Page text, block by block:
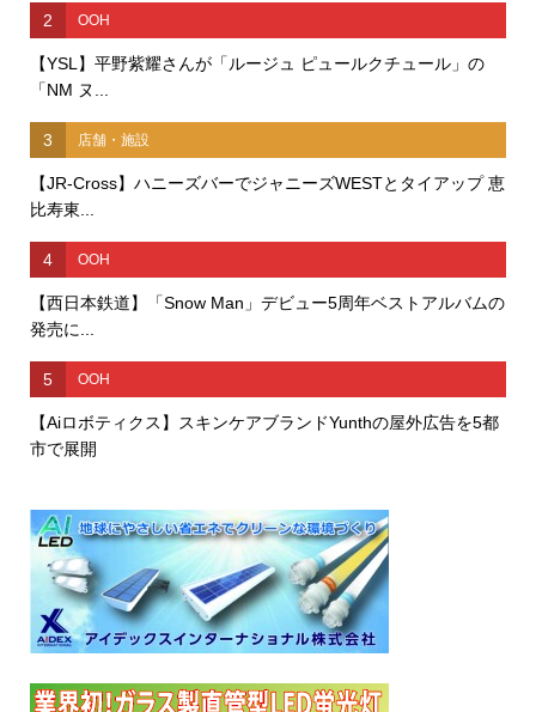
2 OOH
【YSL】平野紫耀さんが「ルージュ ピュールクチュール」の
「NM ヌ...
3 店舗・施設
【JR-Cross】ハニーズバーでジャニーズWESTとタイアップ 恵
比寿東...
4 OOH
【西日本鉄道】「Snow Man」デビュー5周年ベストアルバムの
発売に...
5 OOH
【Aiロボティクス】スキンケアブランドYunthの屋外広告を5都
市で展開